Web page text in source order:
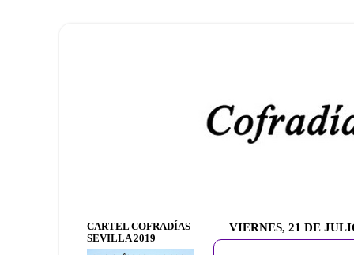
VIERNES, 21 DE
CARTEL COFRADÍAS
SEVILLA 2019